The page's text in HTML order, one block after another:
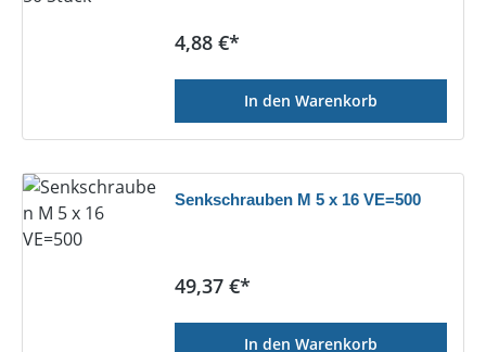
Regulärer Preis:
4,88 €*
In den Warenkorb
Senkschrauben M 5 x 16 VE=500
Regulärer Preis:
49,37 €*
In den Warenkorb